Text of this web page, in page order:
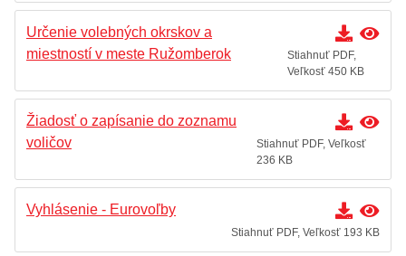
Určenie volebných okrskov a
miestností v meste Ružomberok
Stiahnuť PDF,
Veľkosť 450 KB
Žiadosť o zapísanie do zoznamu
voličov
Stiahnuť PDF, Veľkosť
236 KB
Vyhlásenie - Eurovoľby
Stiahnuť PDF, Veľkosť 193 KB